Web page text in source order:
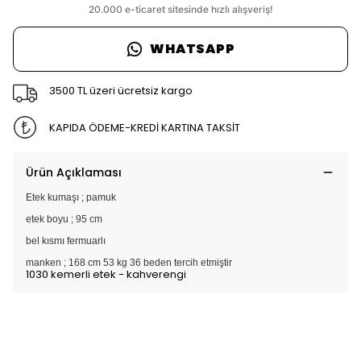
WHATSAPP
3500 TL üzeri ücretsiz kargo
KAPIDA ÖDEME-KREDİ KARTINA TAKSİT
Ürün Açıklaması
Etek kumaşı ; pamuk
etek boyu ; 95 cm
bel kısmı fermuarlı
manken ; 168 cm 53 kg 36 beden tercih etmiştir
1030 kemerli etek - kahverengi